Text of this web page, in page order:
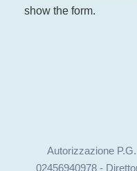
show the form.
Autorizzazione
02456940978 -